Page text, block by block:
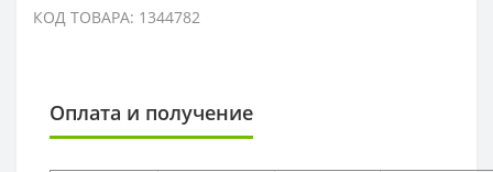
КОД ТОВАРА: 1344782
Оплата и получение